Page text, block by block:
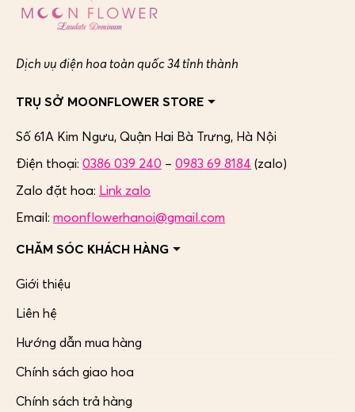
Dịch vụ điện hoa toàn quốc 34 tỉnh thành
TRỤ SỞ MOONFLOWER STORE
Số 61A Kim Ngưu, Quận Hai Bà Trưng, Hà Nội
Điện thoại: 0386 039 240 – 0983 69 8184 (zalo)
Zalo đặt hoa: Link zalo
Email: moonflowerhanoi@gmail.com
CHĂM SÓC KHÁCH HÀNG
Giới thiệu
Liên hệ
Hướng dẫn mua hàng
Chính sách giao hoa
Chính sách trả hàng